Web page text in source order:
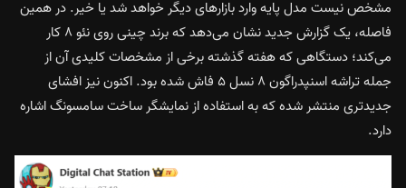
مشخص نیست مدل پایه وارد بازارهای دیگر خواهد شد یا خیر. در همین
فاصله، یک گزارش جدید نشان می‌دهد که برند چینی روی نئو ۸ کار
می‌کند؛ دستگاهی که هفته گذشته برخی از مشخصات کلیدی آن از
جمله تراشه اسنپدراگون ۸ نسل ۵ فاش شده بود. اکنون نیز افشای
جدیدتری منتشر شده که به استفاده از نمایشگر ساخت سامسونگ اشاره
دارد.